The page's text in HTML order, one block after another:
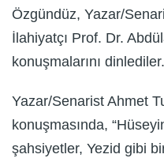
Özgündüz, Yazar/
İlahiyatçı Prof. Dr.
konuşmalarını dinlediler.
Yazar/Senarist Ahmet
konuşmasında,
şahsiyetler, Yezid gibi